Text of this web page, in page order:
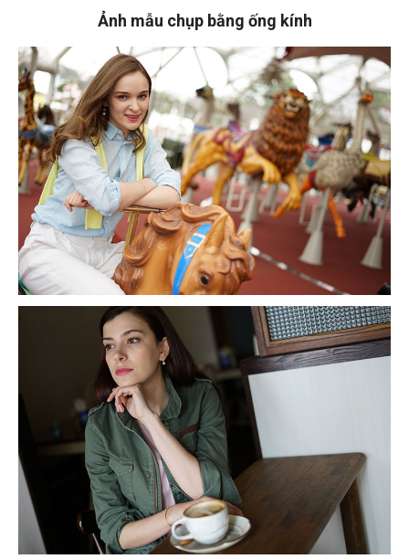
Ảnh mẫu chụp bằng ống kính